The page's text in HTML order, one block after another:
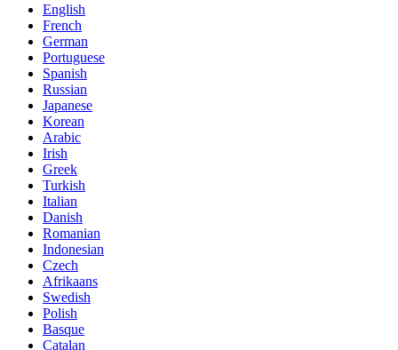
English
French
German
Portuguese
Spanish
Russian
Japanese
Korean
Arabic
Irish
Greek
Turkish
Italian
Danish
Romanian
Indonesian
Czech
Afrikaans
Swedish
Polish
Basque
Catalan